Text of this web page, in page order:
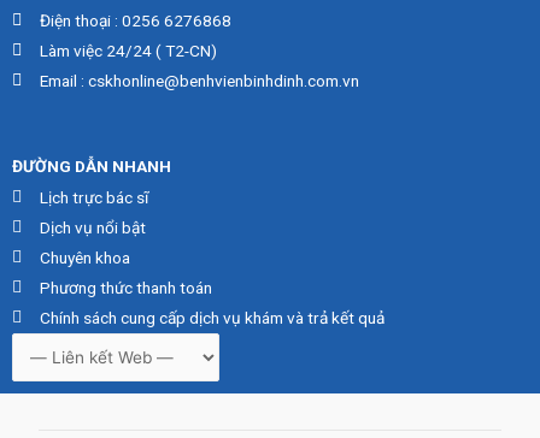
Điện thoại : 0256 6276868
Làm việc 24/24 ( T2-CN)
Email : cskhonline@benhvienbinhdinh.com.vn
ĐƯỜNG DẪN NHANH
Lịch trực bác sĩ
Dịch vụ nổi bật
Chuyên khoa
Phương thức thanh toán
Chính sách cung cấp dịch vụ khám và trả kết quả